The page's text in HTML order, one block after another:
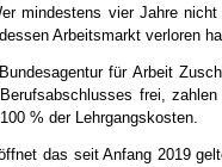
mindestens vier Jahre
Arbeitsmarkt verloren
für Arbeit
frei,
% der Lehrgangskosten.
das seit Anfang 2019